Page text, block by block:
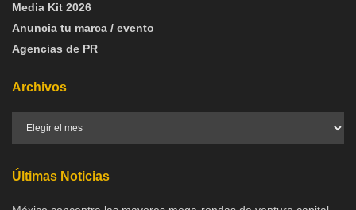
Media Kit 2026
Anuncia tu marca / evento
Agencias de PR
Archivos
Últimas Noticias